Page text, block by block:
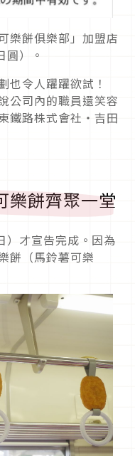
樂餅俱樂部」加盟店
）。
也令人躍躍欲試！
公司內的職員還笑容
鐵路株式會社・吉田
樂餅齊聚一堂
）才宣告完成。因為
餅（馬鈴薯可樂